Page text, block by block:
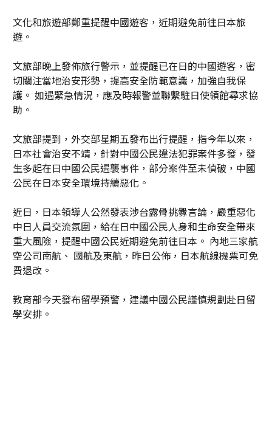
文化和旅遊部鄭重提醒中國遊客，近期避免前往日本旅
遊。
文旅部晚上發佈旅行警示，並提醒已在日的中國遊客，密
切關注當地治安形勢，提高安全防範意識，加強自我保
護。 如遇緊急情況，應及時報警並聯繫駐日使領館尋求協
助。
文旅部提到，外交部星期五發布出行提醒，指今年以來，
日本社會治安不靖，針對中國公民違法犯罪案件多發，發
生多起在日中國公民遇襲事件，部分案件至未偵破，中國
公民在日本安全環境持續惡化。
近日，日本領導人公然發表涉台露骨挑釁言論，嚴重惡化
中日人員交流氛圍，給在日中國公民人身和生命安全帶來
重大風險，提醒中國公民近期避免前往日本。 內地三家航
空公司南航、 國航及東航，昨日公佈，日本航線機票可免
費退改。
教育部今天發布留學預警，建議中國公民謹慎規劃赴日留
學安排。